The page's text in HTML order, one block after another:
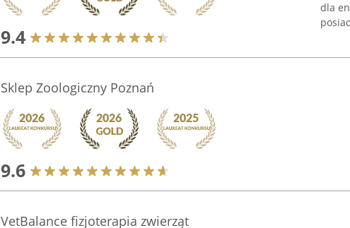
9.4
dla
Sklep Zoologiczny Poznań
9.6
VetBalance fizjoterapia zwierząt